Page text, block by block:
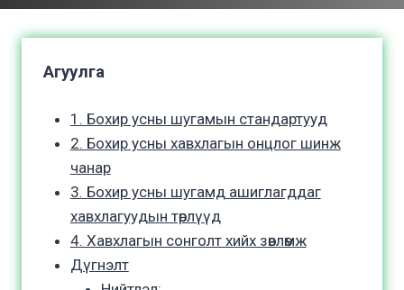
Агуулга
1. Бохир усны шугамын стандартууд
2. Бохир усны хавхлагын онцлог шинж
чанар
3. Бохир усны шугамд ашиглагддаг
хавхлагуудын төрлүүд
4. Хавхлагын сонголт хийх зөвлөмж
Дүгнэлт